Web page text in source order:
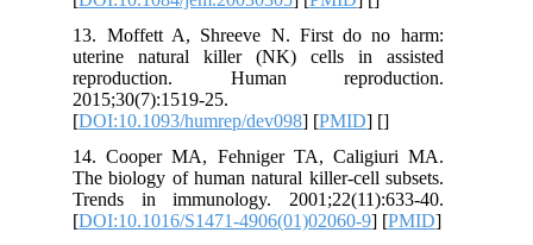
13. Moffett A, Shreeve N. First do no harm:
uterine natural killer (NK) cells in assisted
reproduction. Human reproduction.
2015;30(7):1519-25.
[DOI:10.1093/humrep/dev098] [PMID] [
14. Cooper MA, Fehniger TA, Caligiuri MA.
The biology of human natural killer-cell subsets.
Trends in immunology. 2001;22(11):633-40.
[DOI:10.1016/S1471-4906(01)02060-9] [PMID